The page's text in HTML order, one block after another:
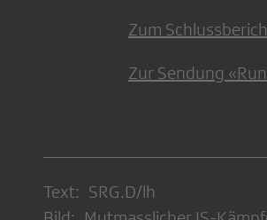
Zum
Zur Sendung
Text: SRG.D/lh